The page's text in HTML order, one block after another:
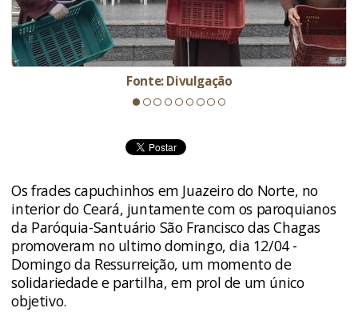
Fonte: Divulgação
Os frades capuchinhos em Juazeiro do Norte, no
interior do Ceará, juntamente com os paroquianos
da Paróquia-Santuário São Francisco das Chagas
promoveram no ultimo domingo, dia 12/04 -
Domingo da Ressurreição, um momento de
solidariedade e partilha, em prol de um único
objetivo.